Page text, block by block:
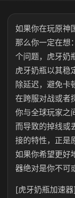
如果你在玩原神
那么你一定在想：
个问题，虎牙奶
虎牙奶瓶以其稳
除延迟，避免卡
在跨服对战或者
你与全球玩家之
而导致的掉线或
接的特性，正是
如果你希望更好
器绝对是你不可
[虎牙奶瓶加速器]